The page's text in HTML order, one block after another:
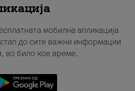
мобилна апликација
до сите важни информации
во било кое време.